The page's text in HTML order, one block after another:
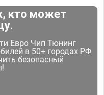
кто может
Евро Чип Тюнинг
в 50+ городах РФ
безопасный